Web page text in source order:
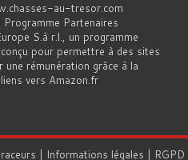
au-tresor.com
Programme Partenaires
S.à r.l., un programme
pour permettre à des sites
une rémunération grâce à la
vers Amazon.fr
| Informations légales | RGPD